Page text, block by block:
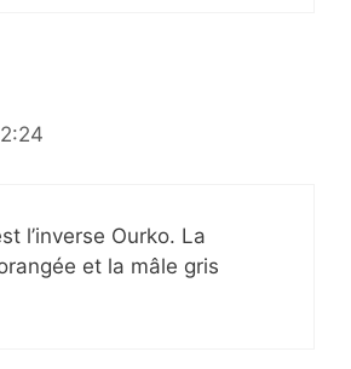
l’inverse Ourko. La
et la mâle gris